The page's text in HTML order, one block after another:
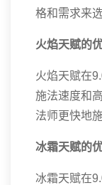
格和需求来
火焰天赋的优
火焰天赋在
施法速度和
法师更快地
冰霜天赋的优
冰霜天赋在